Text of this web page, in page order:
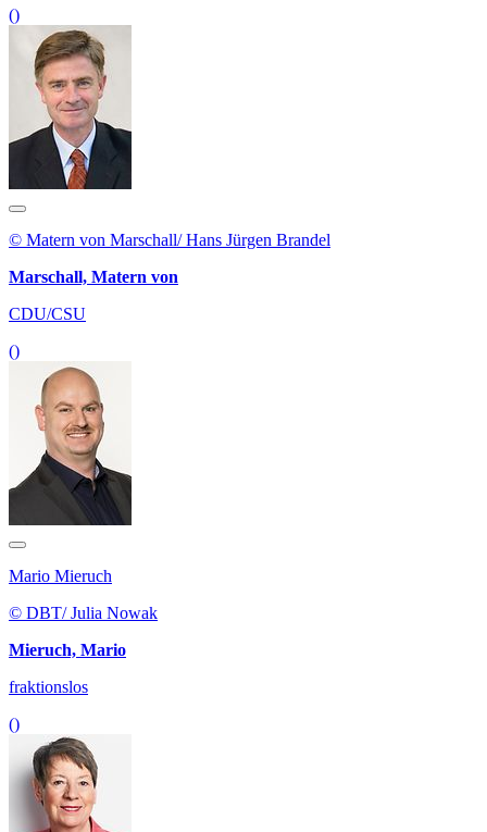
()
© Matern von Marschall/ Hans Jürgen Brandel
Marschall, Matern von
CDU/CSU
()
Mario Mieruch
© DBT/ Julia Nowak
Mieruch, Mario
fraktionslos
()